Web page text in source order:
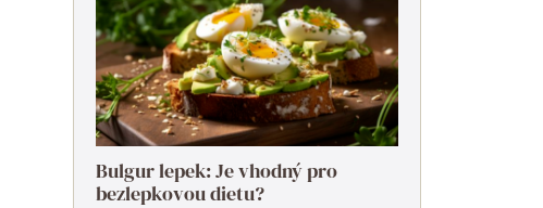
Bulgur lepek: Je vhodný pro
bezlepkovou dietu?